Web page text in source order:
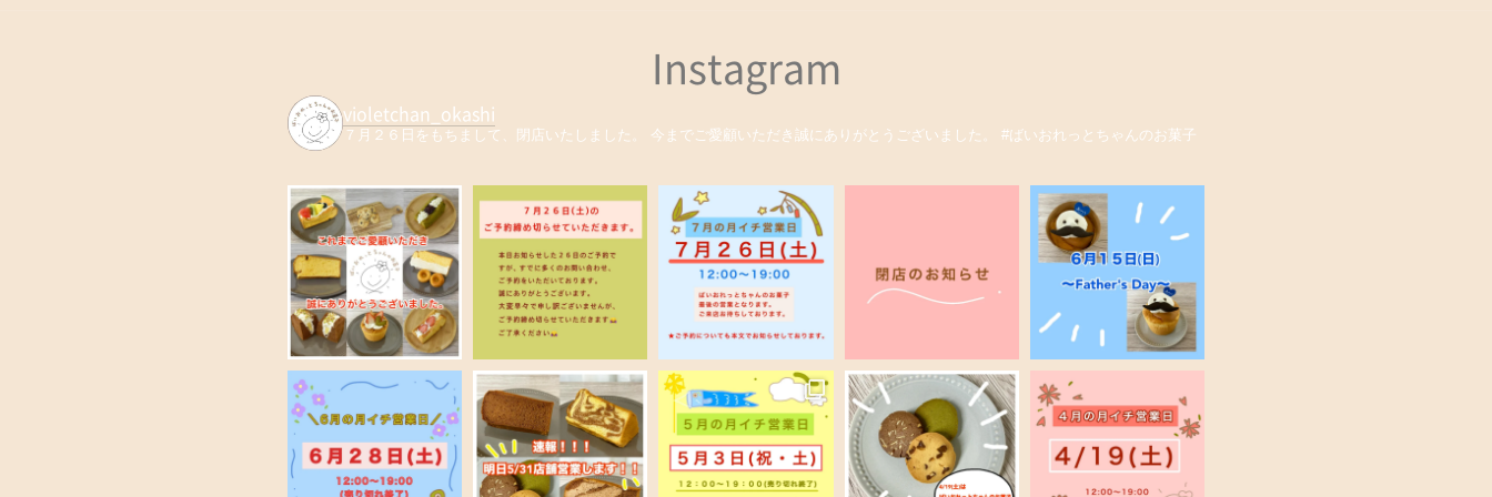
Instagram
violetchan_okashi
７月２６日をもちまして、閉店いたしました。 今までご愛顧いただき誠にありがとうございました。 #ばいおれっとちゃんのお菓子